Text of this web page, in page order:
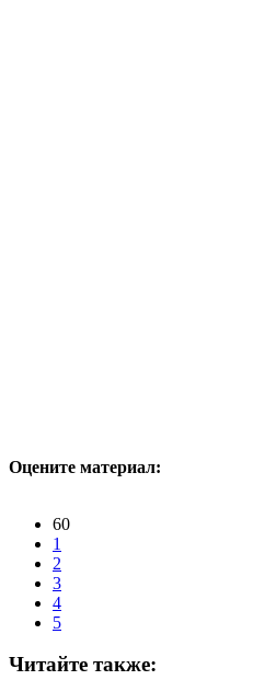
Оцените материал:
60
1
2
3
4
5
Читайте также: